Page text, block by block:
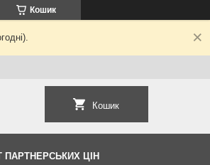
Кошик
Кошик
ПАРТНЕРСЬКИХ ЦІН